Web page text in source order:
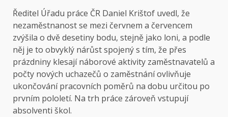
Ředitel Úřadu práce ČR Daniel Krištof uvedl, že
nezaměstnanost se mezi červnem a červencem
zvýšila o dvě desetiny bodu, stejně jako loni, a podle
něj je to obvyklý nárůst spojený s tím, že přes
prázdniny klesají náborové aktivity zaměstnavatelů a
počty nových uchazečů o zaměstnání ovlivňuje
ukončování pracovních poměrů na dobu určitou po
prvním pololetí. Na trh práce zároveň vstupují
absolventi škol.